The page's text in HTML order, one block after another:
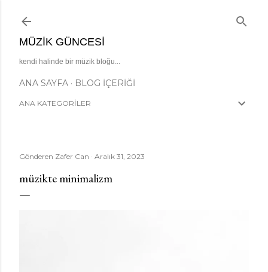
MÜZIK GÜNCESI
kendi halinde bir müzik bloğu...
ANA SAYFA BLOG İÇERIĞI
ANA KATEGORİLER
Gönderen Zafer Can Aralık 31, 2023
müzikte minimalizm